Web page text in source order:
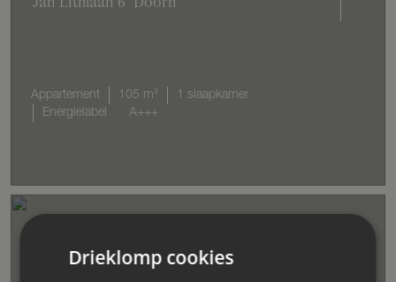
Appartement 105 m²
1 slaapkamer
Energielabel
A+++
Postweg 18 Doorn
Drieklomp cookies